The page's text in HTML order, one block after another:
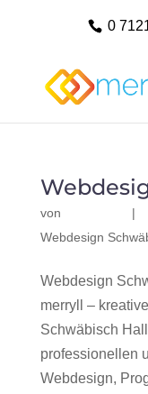
0
von |
Webdesign
Webdesign
merryll –
Schwäbisch
professionellen
Webdesign,